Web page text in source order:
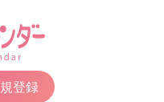
登録